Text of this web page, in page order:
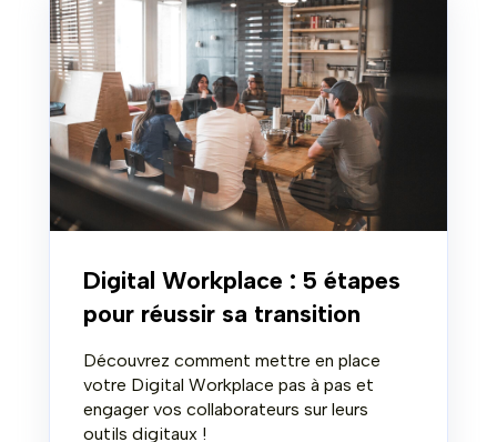
Digital Workplace : 5 étapes
pour réussir sa transition
Découvrez comment mettre en place
votre Digital Workplace pas à pas et
engager vos collaborateurs sur leurs
outils digitaux !